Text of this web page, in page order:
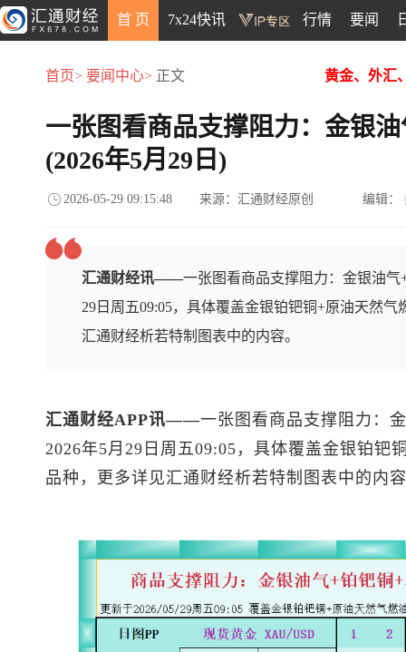
首 页 7x24快讯 行情 要闻
首页> 要闻中心> 正文 黄金、外汇
一张图看商品支撑阻力：金银
(2026年5月29日)
2026-05-29 09:15:48 来源：汇通财经原创 编辑：
汇通财经讯——一张图看商品支撑阻力：金银油气
29日周五09:05，具体覆盖金银铂钯铜+原油天然
汇通财经析若特制图表中的内容。
汇通财经APP讯——一张图看商品支撑阻力：
2026年5月29日周五09:05，具体覆盖金银铂钯
品种，更多详见汇通财经析若特制图表中的内